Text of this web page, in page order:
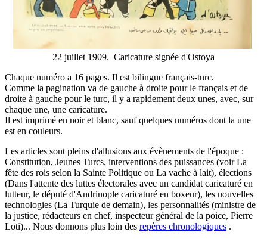
22 juillet 1909. Caricature signée d'Ostoya
Chaque numéro a 16 pages. Il est bilingue français-turc.
Comme la pagination va de gauche à droite pour le français et de
droite à gauche pour le turc, il y a rapidement deux unes, avec, sur
chaque une, une caricature.
Il est imprimé en noir et blanc, sauf quelques numéros dont la une
est en couleurs.
Les articles sont pleins d'allusions aux évènements de l'époque :
Constitution, Jeunes Turcs, interventions des puissances (voir La
fête des rois selon la Sainte Politique ou La vache à lait), élections
(Dans l'attente des luttes électorales avec un candidat caricaturé en
lutteur, le député d'Andrinople caricaturé en boxeur), les nouvelles
technologies (La Turquie de demain), les personnalités (ministre de
la justice, rédacteurs en chef, inspecteur général de la poice, Pierre
Loti)... Nous donnons plus loin des repères chronologiques .